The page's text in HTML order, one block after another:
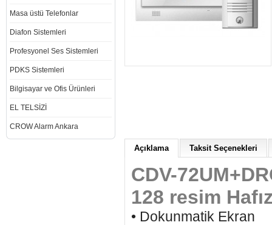
Masa üstü Telefonlar
Diafon Sistemleri
Profesyonel Ses Sistemleri
PDKS Sistemleri
Bilgisayar ve Ofis Ürünleri
EL TELSİZİ
CROW Alarm Ankara
Açıklama Taksit Seçenekleri
CDV-
128 resim
• Dokunmatik Ekran